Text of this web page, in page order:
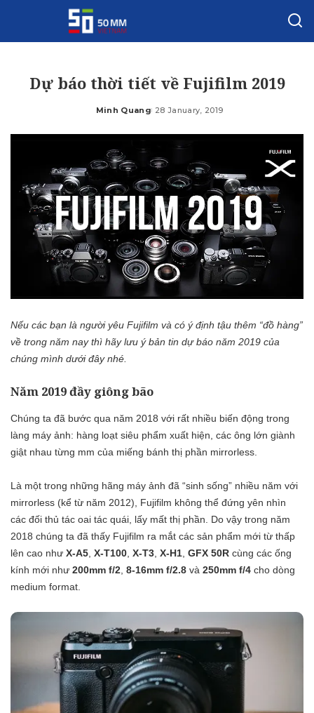
Dự báo thời tiết về Fujifilm 2019
Posted
Minh Quang 28 January, 2019
Nếu các bạn là người yêu Fujifilm và có ý định tậu thêm “đồ hàng”
về trong năm nay thì hãy lưu ý bản tin dự báo năm 2019 của
chúng mình dưới đây nhé.
Năm 2019 đầy giông bão
Chúng ta đã bước qua năm 2018 với rất nhiều biến động trong
làng máy ảnh: hàng loạt siêu phẩm xuất hiện, các ông lớn giành
giật nhau từng mm của miếng bánh thị phần mirrorless.
Là một trong những hãng máy ảnh đã “sinh sống” nhiều năm với
mirrorless (kể từ năm 2012), Fujifilm không thể đứng yên nhìn
các đối thủ tác oai tác quái, lấy mất thị phần. Do vậy trong năm
2018 chúng ta đã thấy Fujifilm ra mắt các sản phẩm mới từ thấp
lên cao như X-A5 X-T100 X-T3 X-H1 GFX 50R cùng các ống
kính mới như 200mm f/2 8-16mm f/2.8 và 250mm f/4 cho dòng
medium format.